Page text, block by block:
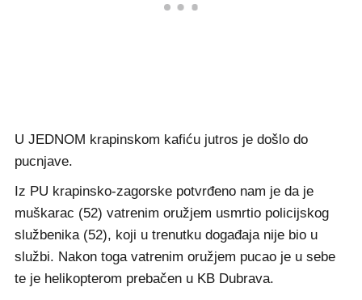
U JEDNOM krapinskom kafiću jutros je došlo do
pucnjave.
Iz PU krapinsko-zagorske potvrđeno nam je da je
muškarac (52) vatrenim oružjem usmrtio policijskog
službenika (52), koji u trenutku događaja nije bio u
službi. Nakon toga vatrenim oružjem pucao je u sebe
te je helikopterom prebačen u KB Dubrava.